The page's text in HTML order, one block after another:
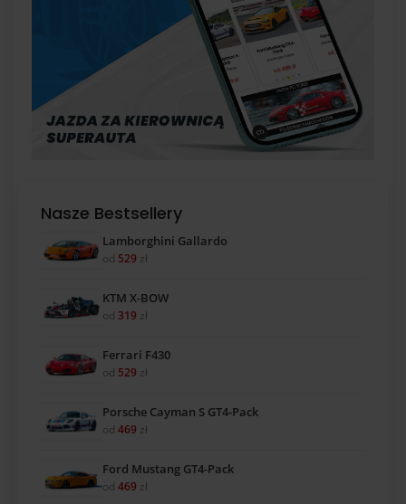
Nasze Bestsellery
Lamborghini Gallardo
od 529 zł
KTM X-BOW
od 319 zł
Ferrari F430
od 529 zł
Porsche Cayman S GT4-Pack
od 469 zł
Ford Mustang GT4-Pack
od 469 zł